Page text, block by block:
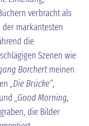
verbracht als
markantesten
die
Szenen wie
Borchertmeinen
„Die Brücke”,
und „Good Morning,
die Bilder